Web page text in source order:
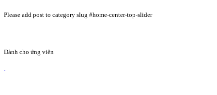
Please add post to category slug #home-center-top-slider
Dành cho ứng viên